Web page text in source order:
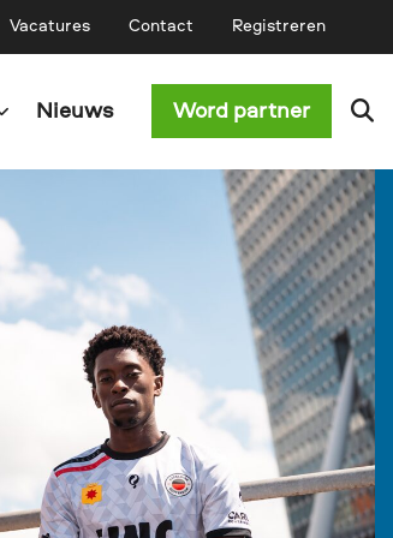
Vacatures Contact Registreren
Nieuws Word partner